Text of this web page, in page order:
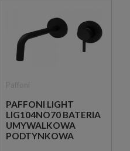
PAFFONI LIGHT
LIG104NO70 BATERIA
UMYWALKOWA
PODTYNKOWA